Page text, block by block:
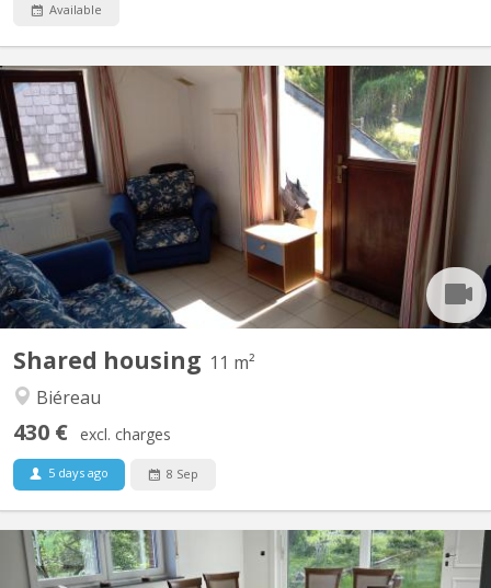
Available
Shared housing 11 m²
Biéreau
430 € excl. charges
5 days ago 8 Sep
KV 1617
Vidéo disponible ici ! Agréable maison communautaire de 6
étudiant(e)s, située à Vieusart, juste en périphérie de Louvain-la-
Neuve Domiciliation possible. Non-fumeur. Wifi gratuit. Quartier
vert et calme : 32 rue de Mèves, 1325 Corroy-le-Grand. A
partager : cuisine équipée (4 taques...
KV 2122